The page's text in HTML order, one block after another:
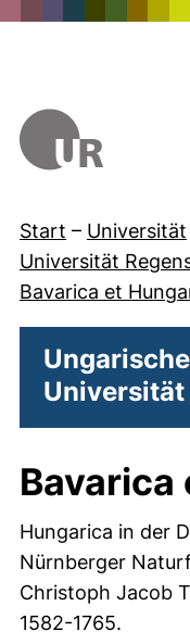
Start – Universität
Universität
Bavarica et
Universität
Bavarica
Hungarica in der
Nürnberger
Christoph Jacob
1582-1765.